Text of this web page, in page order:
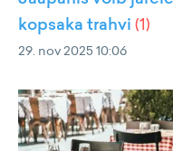
kopsaka trahvi (1)
29. nov 2025 10:06